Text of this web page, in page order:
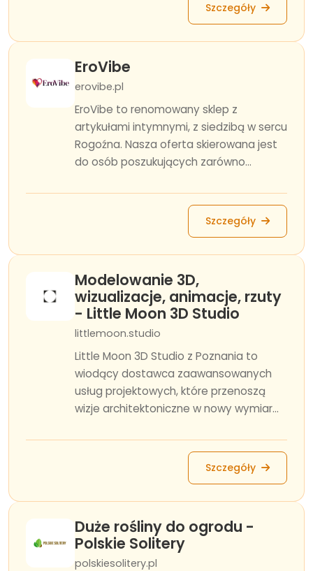
Szczegóły
EroVibe
erovibe.pl
EroVibe to renomowany sklep z
artykułami intymnymi, z siedzibą w sercu
Rogoźna. Nasza oferta skierowana jest
do osób poszukujących zarówno...
Szczegóły
Modelowanie 3D,
wizualizacje, animacje, rzuty
- Little Moon 3D Studio
littlemoon.studio
Little Moon 3D Studio z Poznania to
wiodący dostawca zaawansowanych
usług projektowych, które przenoszą
wizje architektoniczne w nowy wymiar...
Szczegóły
Duże rośliny do ogrodu -
Polskie Solitery
polskiesolitery.pl